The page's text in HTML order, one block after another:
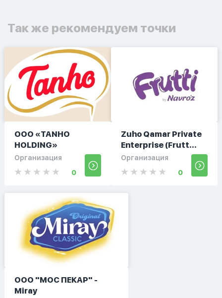
Так же рекомендуем точки
ООО «TANHO
HOLDING»
Организация
0
Zuho Qamar Private
Enterprise (Frutt...
Организация
0
ООО "МОС ПЕКАР" -
Miray